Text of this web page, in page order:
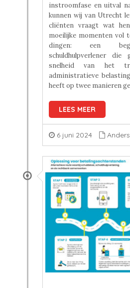
instroomfase en uitval
kunnen wij van Utrecht
cliënten vraagt wat
moeilijke momenten vol
dingen: een
schuldhulpverlener
snelheid van het
administratieve
heeft op twee manieren
LEES MEER
6 juni 2024 Anders